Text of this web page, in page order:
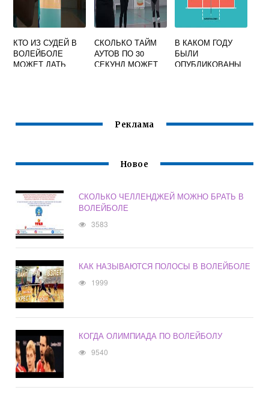
КТО ИЗ СУДЕЙ В
ВОЛЕЙБОЛЕ
МОЖЕТ ДАТЬ
СКОЛЬКО ТАЙМ
АУТОВ ПО 30
СЕКУНД МОЖЕТ
В КАКОМ ГОДУ
БЫЛИ
ОПУБЛИКОВАНЫ
Реклама
Новое
СКОЛЬКО ЧЕЛЛЕНДЖЕЙ МОЖНО БРАТЬ В
ВОЛЕЙБОЛЕ
3583
КАК НАЗЫВАЮТСЯ ПОЛОСЫ В ВОЛЕЙБОЛЕ
1999
КОГДА ОЛИМПИАДА ПО ВОЛЕЙБОЛУ
9540